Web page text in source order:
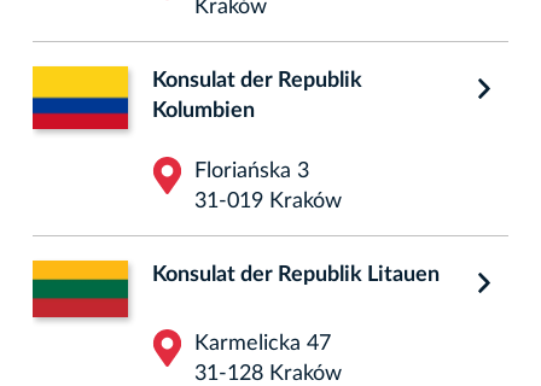
Kraków
Konsulat der Republik
Kolumbien
Floriańska 3
31-019 Kraków
Konsulat der Republik Litauen
Karmelicka 47
31-128 Kraków